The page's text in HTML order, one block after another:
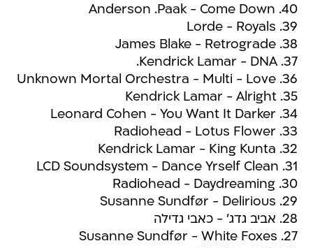
40. Anderson .Paak - Come Down
39. Lorde - Royals
38. James Blake - Retrograde
37. Kendrick Lamar - DNA.
36. Unknown Mortal Orchestra - Multi - Love
35. Kendrick Lamar - Alright
34. Leonard Cohen - You Want It Darker
33. Radiohead - Lotus Flower
32. Kendrick Lamar - King Kunta
31. LCD Soundsystem - Dance Yrself Clean
30. Radiohead - Daydreaming
29. Susanne Sundfør - Delirious
28. אביב גדג' - כאבי גדילה
27. Susanne Sundfør - White Foxes